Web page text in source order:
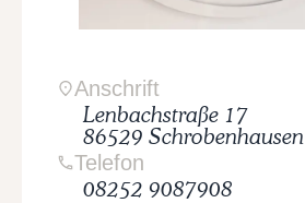
Anschrift
Lenbachstraße 17
86529 Schrobenhausen
Telefon
08252 9087908